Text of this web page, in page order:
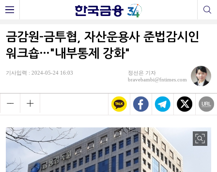
금감원-금투협, 자산운용사 준법감시인
워크숍…"내부통제 강화"
기사입력 : 2024-05-24 16:03
정선은 기자
bravebambi@fntimes.com